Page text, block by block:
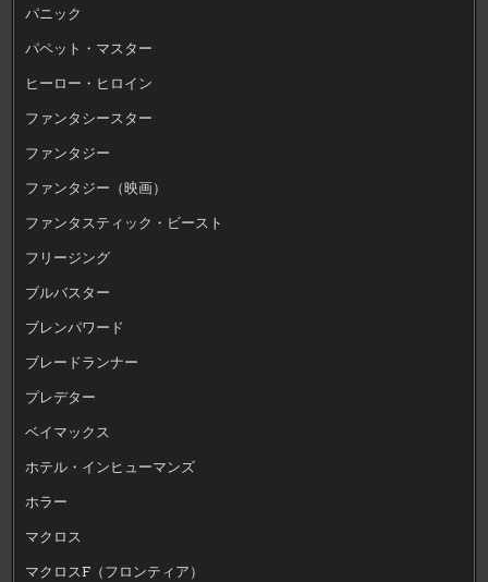
パニック
パペット・マスター
ヒーロー・ヒロイン
ファンタシースター
ファンタジー
ファンタジー（映画）
ファンタスティック・ビースト
フリージング
ブルバスター
ブレンパワード
ブレードランナー
プレデター
ベイマックス
ホテル・インヒューマンズ
ホラー
マクロス
マクロスF（フロンティア）